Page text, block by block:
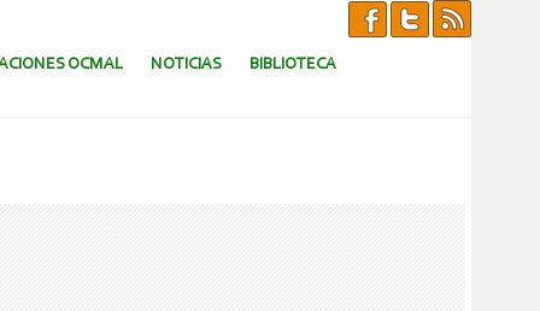
OCMAL NOTICIAS BIBLIOTECA